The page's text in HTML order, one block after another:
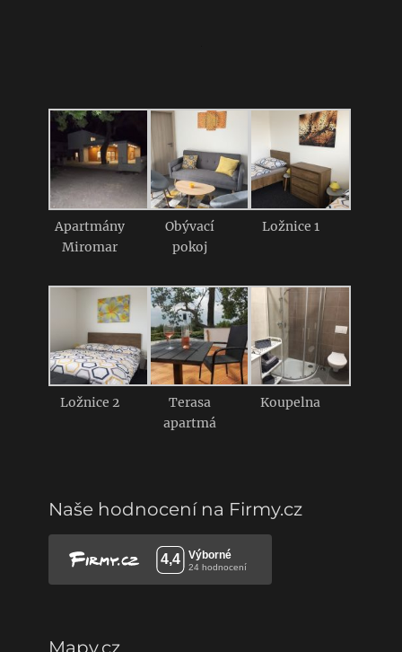
No
slides
found,
please
add
some
slides
Apartmány
Miromar
Obývací
pokoj
Ložnice 1
Ložnice 2
Terasa
apartmá
Koupelna
Naše hodnocení na Firmy.cz
Mapy.cz